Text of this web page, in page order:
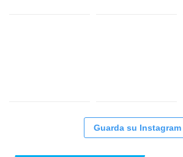
Guarda su Instagram